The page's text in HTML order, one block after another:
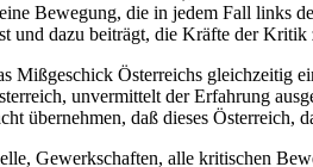
Bewegung, die in jedem Fall links
und dazu beiträgt, die Kräfte der Kritik
Mißgeschick Österreichs
unvermittelt der Erfahrung
übernehmen, daß dieses Österreich,
Gewerkschaften, alle kritischen